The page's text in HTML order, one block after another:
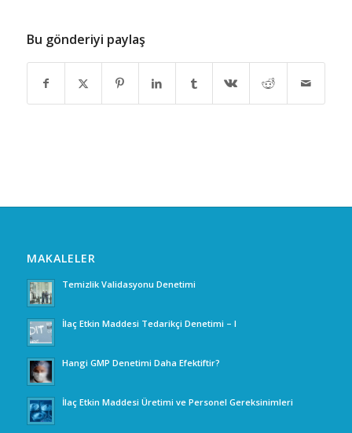
Bu gönderiyi paylaş
MAKALELER
Temizlik Validasyonu Denetimi
İlaç Etkin Maddesi Tedarikçi Denetimi – I
Hangi GMP Denetimi Daha Efektiftir?
İlaç Etkin Maddesi Üretimi ve Personel Gereksinimleri